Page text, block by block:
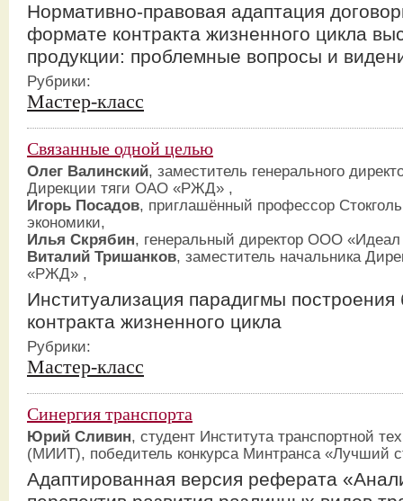
Нормативно-правовая адаптация
формате контракта жизненного цикла
продукции: проблемные вопросы и
Рубрики:
Мастер-класс
Связанные одной целью
Олег Валинский, заместитель генерального
Дирекции тяги ОАО «РЖД» ,
Игорь Посадов, приглашённый профессор
экономики,
Илья Скрябин, генеральный директор ООО
Виталий Тришанков, заместитель начальника
«РЖД» ,
Институализация парадигмы
контракта жизненного цикла
Рубрики:
Мастер-класс
Синергия транспорта
Юрий Сливин, студент Института транспортной
(МИИТ), победитель конкурса Минтранса «Лучший
Адаптированная версия реферата